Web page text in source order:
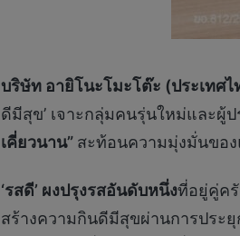
บริษัท อายิโนะโมะโต๊ะ (ประเทศ
ดีมีสุข’ เจาะกลุ่มคนรุ่นใหม่และผู้
เคี่ยวนาน” สะท้อนความมุ่งมั่นขอ
‘รสดี’ ผงปรุงรสอันดับหนึ่งที่อยู่คู่ค
สร้างความกินดีมีสุขผ่านการประ